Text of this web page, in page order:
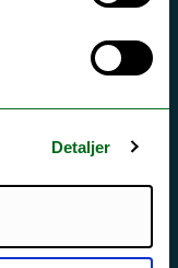
Detaljer